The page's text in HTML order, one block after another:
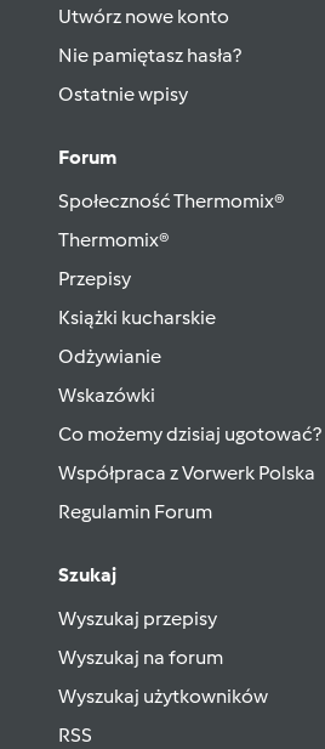
Utwórz nowe konto
Nie pamiętasz hasła?
Ostatnie wpisy
Forum
Społeczność Thermomix®
Thermomix®
Przepisy
Książki kucharskie
Odżywianie
Wskazówki
Co możemy dzisiaj ugotować?
Współpraca z Vorwerk Polska
Regulamin Forum
Szukaj
Wyszukaj przepisy
Wyszukaj na forum
Wyszukaj użytkowników
RSS